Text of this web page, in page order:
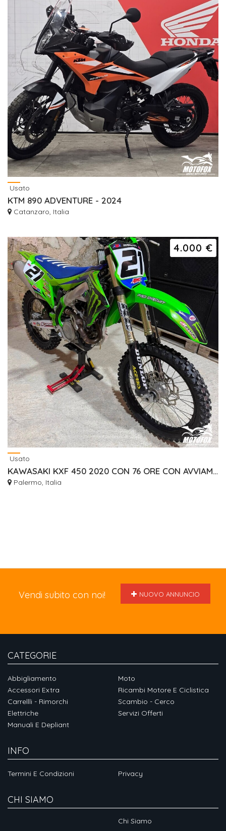
Usato
KTM 890 ADVENTURE - 2024
Catanzaro, Italia
4.000 €
Usato
KAWASAKI KXF 450 2020 CON 76 ORE CON AVVIAMENTO ELETTRICO
Palermo, Italia
Vendi subito con noi! NUOVO ANNUNCIO
CATEGORIE
Abbigliamento
Accessori Extra
Carrellli - Rimorchi
Elettriche
Manuali E Depliant
Moto
Ricambi Motore E Ciclistica
Scambio - Cerco
Servizi Offerti
INFO
Termini E Condizioni Privacy
CHI SIAMO
Chi Siamo